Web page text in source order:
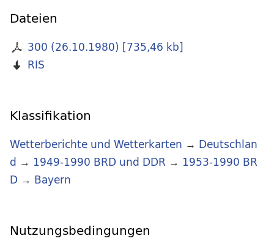
Dateien
300 (26.10.1980) [735,46 kb]
RIS
Klassifikation
Wetterberichte und Wetterkarten → Deutschlan
d → 1949-1990 BRD und DDR → 1953-1990 BR
D → Bayern
Nutzungsbedingungen